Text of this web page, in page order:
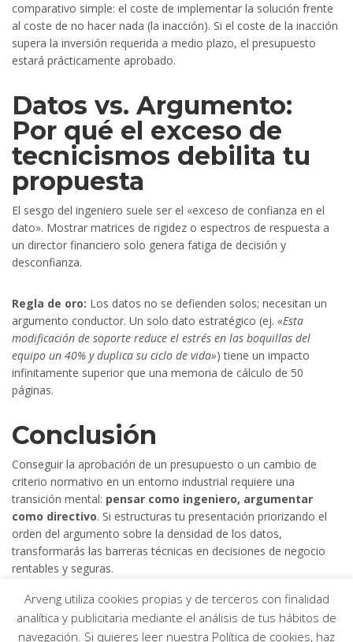
comparativo simple: el coste de implementar la solución frente
al coste de no hacer nada (la inacción). Si el coste de la inacción
supera la inversión requerida a medio plazo, el presupuesto
estará prácticamente aprobado.
Datos vs. Argumento:
Por qué el exceso de
tecnicismos debilita tu
propuesta
El sesgo del ingeniero suele ser el «exceso de confianza en el
dato». Mostrar matrices de rigidez o espectros de respuesta a
un director financiero solo genera fatiga de decisión y
desconfianza.
Regla de oro: Los datos no se defienden solos; necesitan un
argumento conductor. Un solo dato estratégico (ej. «Esta
modificación de soporte reduce el estrés en las boquillas del
equipo un 40% y duplica su ciclo de vida») tiene un impacto
infinitamente superior que una memoria de cálculo de 50
páginas.
Conclusión
Conseguir la aprobación de un presupuesto o un cambio de
criterio normativo en un entorno industrial requiere una
transición mental: pensar como ingeniero, argumentar
como directivo. Si estructuras tu presentación priorizando el
orden del argumento sobre la densidad de los datos,
transformarás las barreras técnicas en decisiones de negocio
rentables y seguras.
Arveng utiliza cookies propias y de terceros con finalidad
analítica y publicitaria mediante el análisis de tus hábitos de
navegación. Si quieres leer nuestra Política de cookies, haz